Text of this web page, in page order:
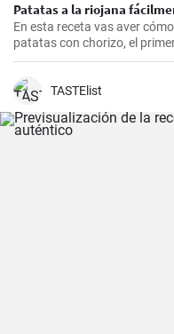
Patatas a la riojana
En esta receta vas aver
patatas con chorizo, el
de La Rioja.
TASTElist